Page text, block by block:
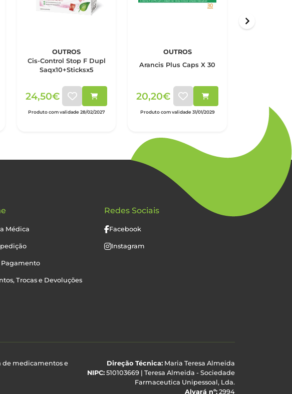
OUTROS
Cis-Control Stop F Dupl
Saqx10+Sticksx5
24,50€
Produto com validade 28/02/2027
OUTROS
Arancis Plus Caps X 30
20,20€
Produto com validade 31/01/2029
Médica
Pagamento
Trocas e Devoluções
Redes Sociais
Facebook
Instagram
de medicamentos e
Direção Técnica: Maria Teresa Almeida
NIPC: 510103669 | Teresa Almeida - Sociedade
Farmaceutica Unipessoal, Lda.
Alvará nº: 2994